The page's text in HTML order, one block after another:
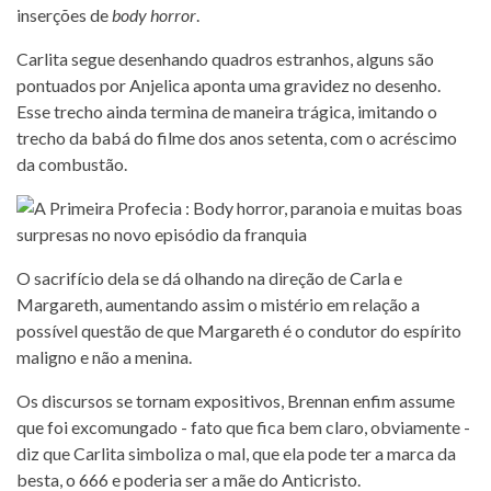
inserções debody horror.
Carlita segue desenhando quadros estranhos, alguns são
pontuados por Anjelica aponta uma gravidez no desenho.
Esse trecho ainda termina de maneira trágica, imitando o
trecho da babá do filme dos anos setenta, com o acréscimo
da combustão.
O sacrifício dela se dá olhando na direção de Carla e
Margareth, aumentando assim o mistério em relação a
possível questão de que Margareth é o condutor do espírito
maligno e não a menina.
Os discursos se tornam expositivos, Brennan enfim assume
que foi excomungado - fato que fica bem claro, obviamente -
diz que Carlita simboliza o mal, que ela pode ter a marca da
besta, o 666 e poderia ser a mãe do Anticristo.